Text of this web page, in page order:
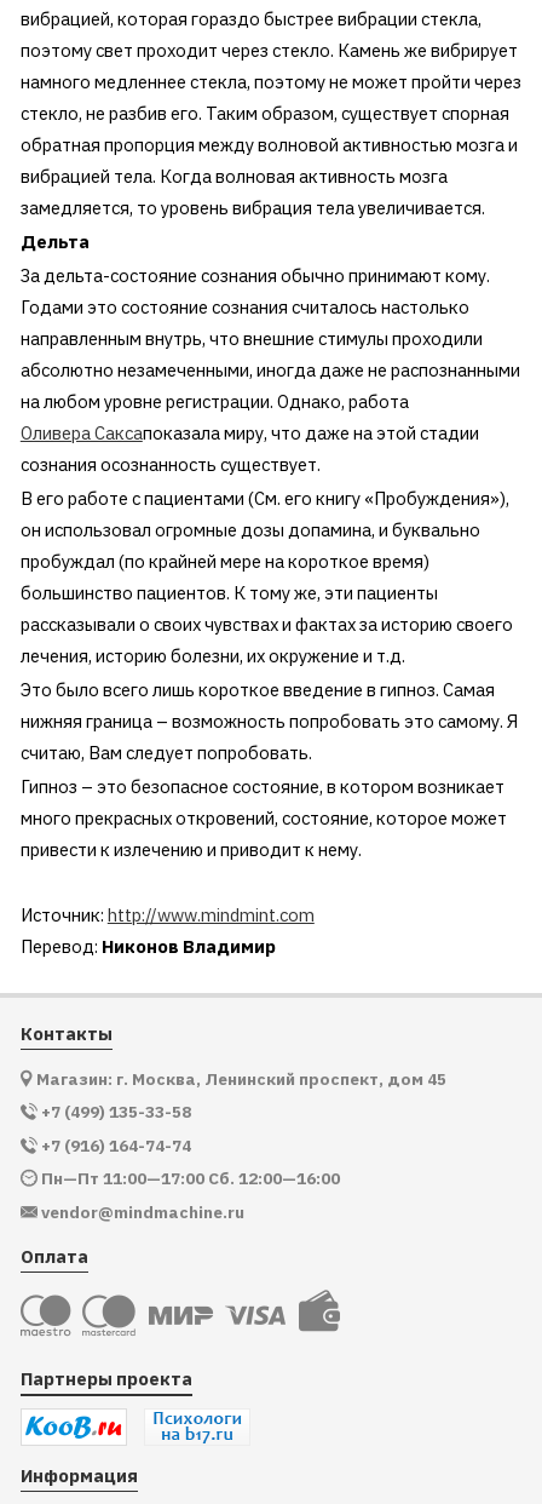
вибрацией, которая гораздо быстрее вибрации стекла,
поэтому свет проходит через стекло. Камень же вибрирует
намного медленнее стекла, поэтому не может пройти через
стекло, не разбив его. Таким образом, существует спорная
обратная пропорция между волновой активностью мозга и
вибрацией тела. Когда волновая активность мозга
замедляется, то уровень вибрация тела увеличивается.
Дельта
За дельта-состояние сознания обычно принимают кому.
Годами это состояние сознания считалось настолько
направленным внутрь, что внешние стимулы проходили
абсолютно незамеченными, иногда даже не распознанными
на любом уровне регистрации. Однако, работа
Оливера Саксапоказала миру, что даже на этой стадии
сознания осознанность существует.
В его работе с пациентами (См. его книгу «Пробуждения»),
он использовал огромные дозы допамина, и буквально
пробуждал (по крайней мере на короткое время)
большинство пациентов. К тому же, эти пациенты
рассказывали о своих чувствах и фактах за историю своего
лечения, историю болезни, их окружение и т.д.
Это было всего лишь короткое введение в гипноз. Самая
нижняя граница – возможность попробовать это самому. Я
считаю, Вам следует попробовать.
Гипноз – это безопасное состояние, в котором возникает
много прекрасных откровений, состояние, которое может
привести к излечению и приводит к нему.
Источник: http://www.mindmint.com
Перевод: Никонов Владимир
Контакты
Магазин: г. Москва, Ленинский проспект, дом 45
+7 (499) 135-33-58
+7 (916) 164-74-74
Пн—Пт 11:00—17:00 Сб. 12:00—16:00
vendor@mindmachine.ru
Оплата
Партнеры проекта
Информация